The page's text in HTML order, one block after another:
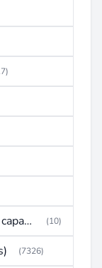
CDI(Ignicion por descarga de capacitor) (10)
(7326)